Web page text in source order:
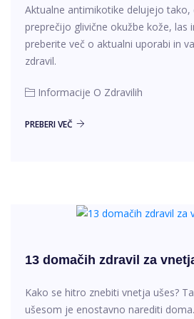
Aktualne antimikotike delujejo tako,
preprečijo glivične okužbe kože, las
preberite več o aktualni uporabi in
zdravil.
Informacije O Zdravilih
PREBERI VEČ
13 domačih zdravil za
Kako se hitro znebiti vnetja ušes?
ušesom je enostavno narediti